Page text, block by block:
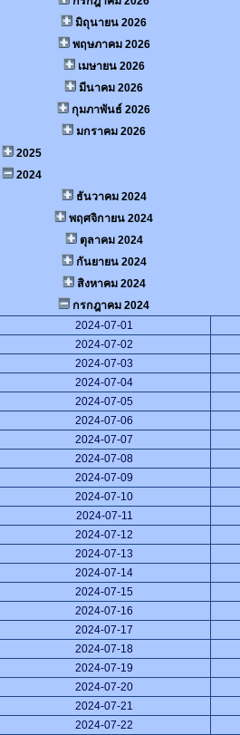
มิถุนายน 2026
พฤษภาคม 2026
เมษายน 2026
มีนาคม 2026
กุมภาพันธ์ 2026
มกราคม 2026
2025
2024
ธันวาคม 2024
พฤศจิกายน 2024
ตุลาคม 2024
กันยายน 2024
สิงหาคม 2024
กรกฎาคม 2024
2024-07-01
2024-07-02
2024-07-03
2024-07-04
2024-07-05
2024-07-06
2024-07-07
2024-07-08
2024-07-09
2024-07-10
2024-07-11
2024-07-12
2024-07-13
2024-07-14
2024-07-15
2024-07-16
2024-07-17
2024-07-18
2024-07-19
2024-07-20
2024-07-21
2024-07-22